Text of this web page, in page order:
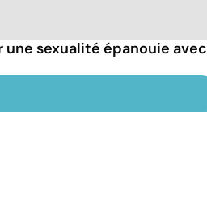
sexualité épanouie avec